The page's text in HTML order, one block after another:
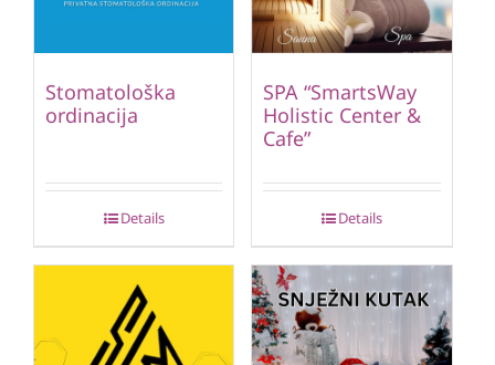
Stomatološka
ordinacija
Details
SPA “SmartsWay
Holistic Center &
Cafe”
Details